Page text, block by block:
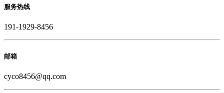
服务热线
191-1929-8456
邮箱
cyco8456@qq.com